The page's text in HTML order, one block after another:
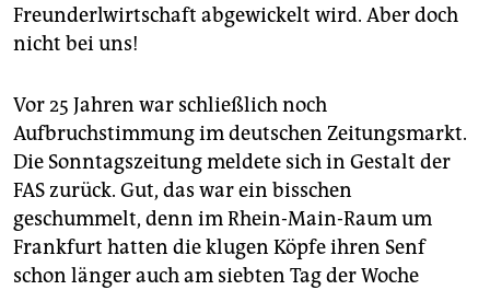
Freunderlwirtschaft abgewickelt wird. Aber doch
nicht bei uns!
Vor 25 Jahren war schließlich noch
Aufbruchstimmung im deutschen Zeitungsmarkt.
Die Sonntagszeitung meldete sich in Gestalt der
FAS zurück. Gut, das war ein bisschen
geschummelt, denn im Rhein-Main-Raum um
Frankfurt hatten die klugen Köpfe ihren Senf
schon länger auch am siebten Tag der Woche